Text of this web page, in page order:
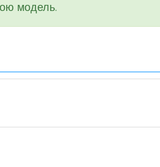
модель.